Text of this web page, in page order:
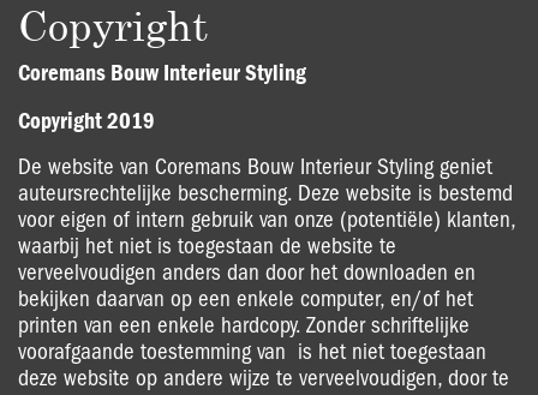
Copyright
Coremans Bouw Interieur Styling
Copyright 2019
De website van Coremans Bouw Interieur Styling geniet
auteursrechtelijke bescherming. Deze website is bestemd
voor eigen of intern gebruik van onze (potentiële) klanten,
waarbij het niet is toegestaan de website te
verveelvoudigen anders dan door het downloaden en
bekijken daarvan op een enkele computer, en/of het
printen van een enkele hardcopy. Zonder schriftelijke
voorafgaande toestemming van is het niet toegestaan
deze website op andere wijze te verveelvoudigen, door te